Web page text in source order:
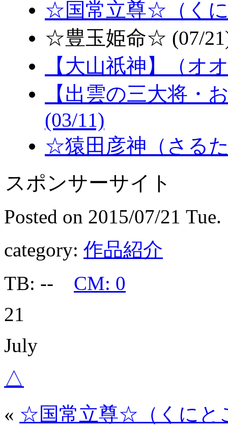
☆国常立尊☆（くに
☆豊玉姫命☆ (07/
【大山祇神】（オ
【出雲の三大将・
(03/11)
☆猿田彦神（さる
スポンサーサイト
Posted on 2015/07/21
category: 作品紹介
TB: -- CM: 0
21
July
△
« ☆国常立尊☆（くにと